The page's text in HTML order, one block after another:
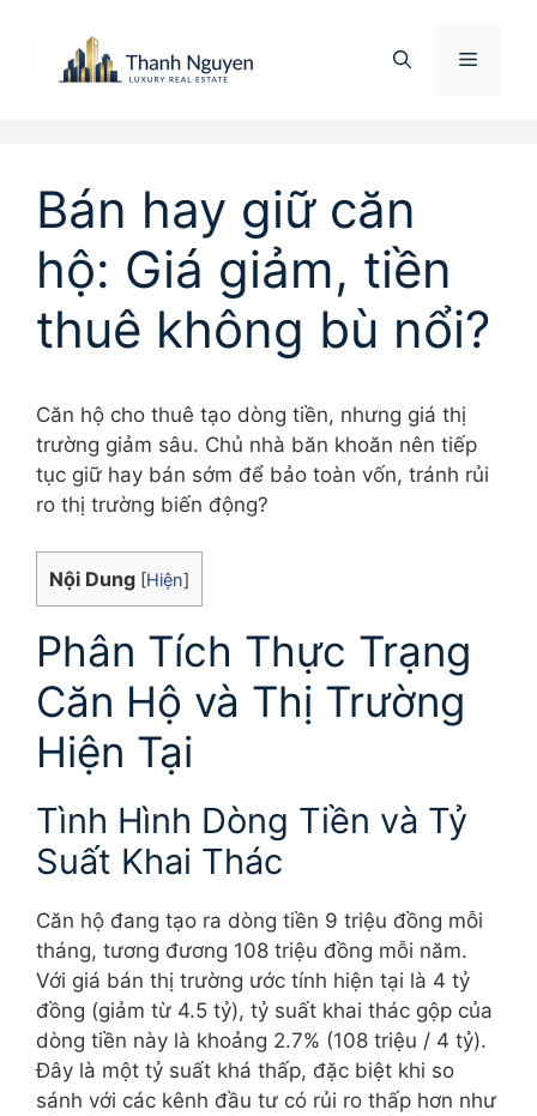
Menu
Bán hay giữ căn
hộ: Giá giảm, tiền
thuê không bù nổi?
Căn hộ cho thuê tạo dòng tiền, nhưng giá thị
trường giảm sâu. Chủ nhà băn khoăn nên tiếp
tục giữ hay bán sớm để bảo toàn vốn, tránh rủi
ro thị trường biến động?
Nội Dung [Hiện]
Phân Tích Thực Trạng
Căn Hộ và Thị Trường
Hiện Tại
Tình Hình Dòng Tiền và Tỷ
Suất Khai Thác
Căn hộ đang tạo ra dòng tiền 9 triệu đồng mỗi
tháng, tương đương 108 triệu đồng mỗi năm.
Với giá bán thị trường ước tính hiện tại là 4 tỷ
đồng (giảm từ 4.5 tỷ), tỷ suất khai thác gộp của
dòng tiền này là khoảng 2.7% (108 triệu / 4 tỷ).
Đây là một tỷ suất khá thấp, đặc biệt khi so
sánh với các kênh đầu tư có rủi ro thấp hơn như